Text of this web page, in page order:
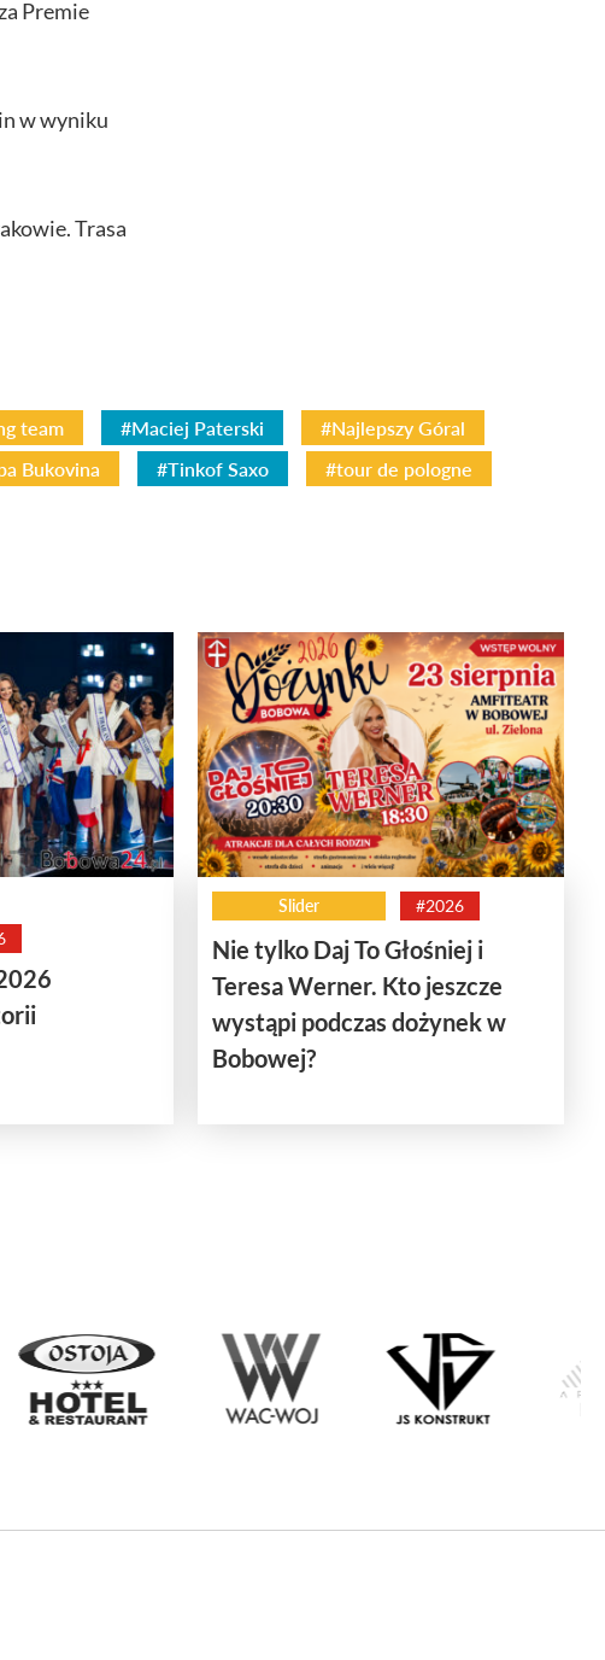
Premie
w wyniku
Trasa
team #Maciej Paterski
#Najlepszy Góral
Bukovina #Tinkof Saxo
#tour de pologne
Slider #2026
Nie tylko Daj To Głośniej i
Teresa Werner. Kto jeszcze
wystąpi podczas dożynek w
Bobowej?